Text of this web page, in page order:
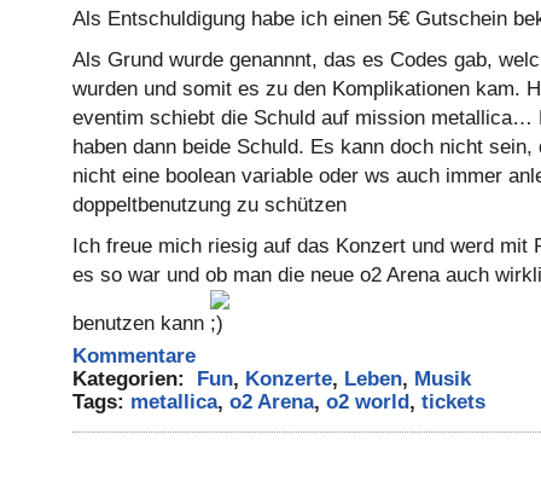
Als Entschuldigung habe ich einen 5€ Gutschein
Als Grund wurde genannnt, das es Codes gab,
wurden und somit es zu den Komplikationen kam.
eventim schiebt die Schuld auf mission metallica…
haben dann beide Schuld. Es kann doch nicht
nicht eine boolean variable oder ws auch immer
doppeltbenutzung zu schützen
Ich freue mich riesig auf das Konzert und werd mit
es so war und ob man die neue o2 Arena auch
benutzen kann
Kommentare
Kategorien: Fun, Konzerte, Leben, Musik
Tags: metallica, o2 Arena, o2 world, tickets